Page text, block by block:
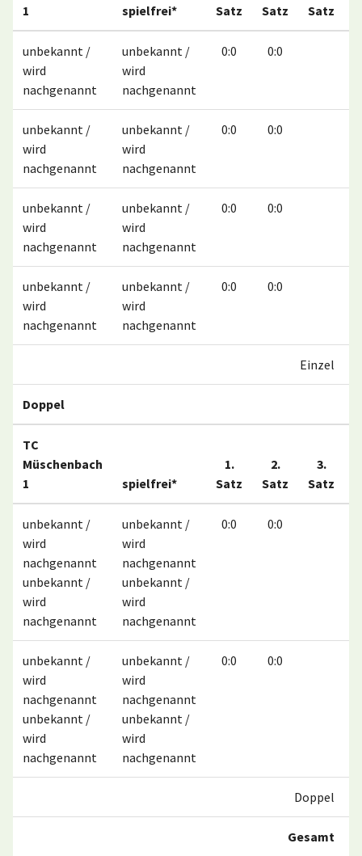
1
spielfrei*
Satz
Satz
Satz
unbekannt /
wird
nachgenannt
unbekannt /
wird
nachgenannt
0:0 0:0
unbekannt /
wird
nachgenannt
unbekannt /
wird
nachgenannt
0:0 0:0
unbekannt /
wird
nachgenannt
unbekannt /
wird
nachgenannt
0:0 0:0
unbekannt /
wird
nachgenannt
unbekannt /
wird
nachgenannt
0:0 0:0
Einzel
Doppel
TC
Müschenbach
1
spielfrei*
1.
Satz
2.
Satz
3.
Satz
unbekannt /
wird
nachgenannt
unbekannt /
wird
nachgenannt
unbekannt /
wird
nachgenannt
unbekannt /
wird
nachgenannt
0:0 0:0
unbekannt /
wird
nachgenannt
unbekannt /
wird
nachgenannt
unbekannt /
wird
nachgenannt
unbekannt /
wird
nachgenannt
0:0 0:0
Doppel
Gesamt